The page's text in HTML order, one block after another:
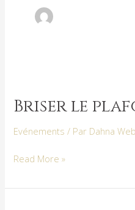
Briser le
Evénements / Par Dahna
plafond
Read More »